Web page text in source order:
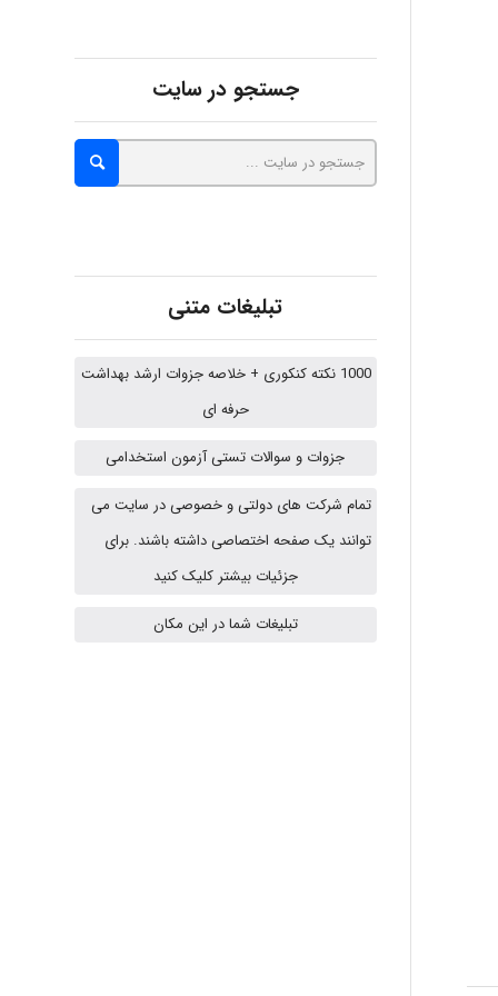
abolfazlkoshehe
abolfazlkoshehe
A.balandeh
fatima
جستجو در سایت
تبلیغات متنی
1000 نکته کنکوری + خلاصه جزوات ارشد بهداشت
حرفه ای
جزوات و سوالات تستی آزمون استخدامی
تمام شرکت های دولتی و خصوصی در سایت می
توانند یک صفحه اختصاصی داشته باشند. برای
جزئیات بیشتر کلیک کنید
تبلیغات شما در این مکان